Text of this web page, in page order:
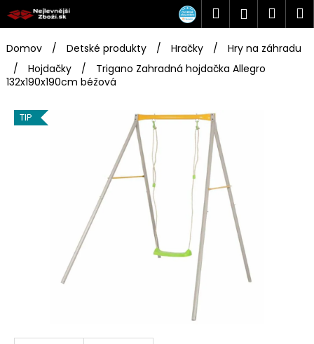
na
obsah
Hľadať
košík
Domov / Detské produkty / Hračky /
Hry na záhradu
/
Hojdačky /
Trigano Zahradná hojdačka Allegro
132x190x190cm béžová
TIP
K
o
š
k Č
p
o
á